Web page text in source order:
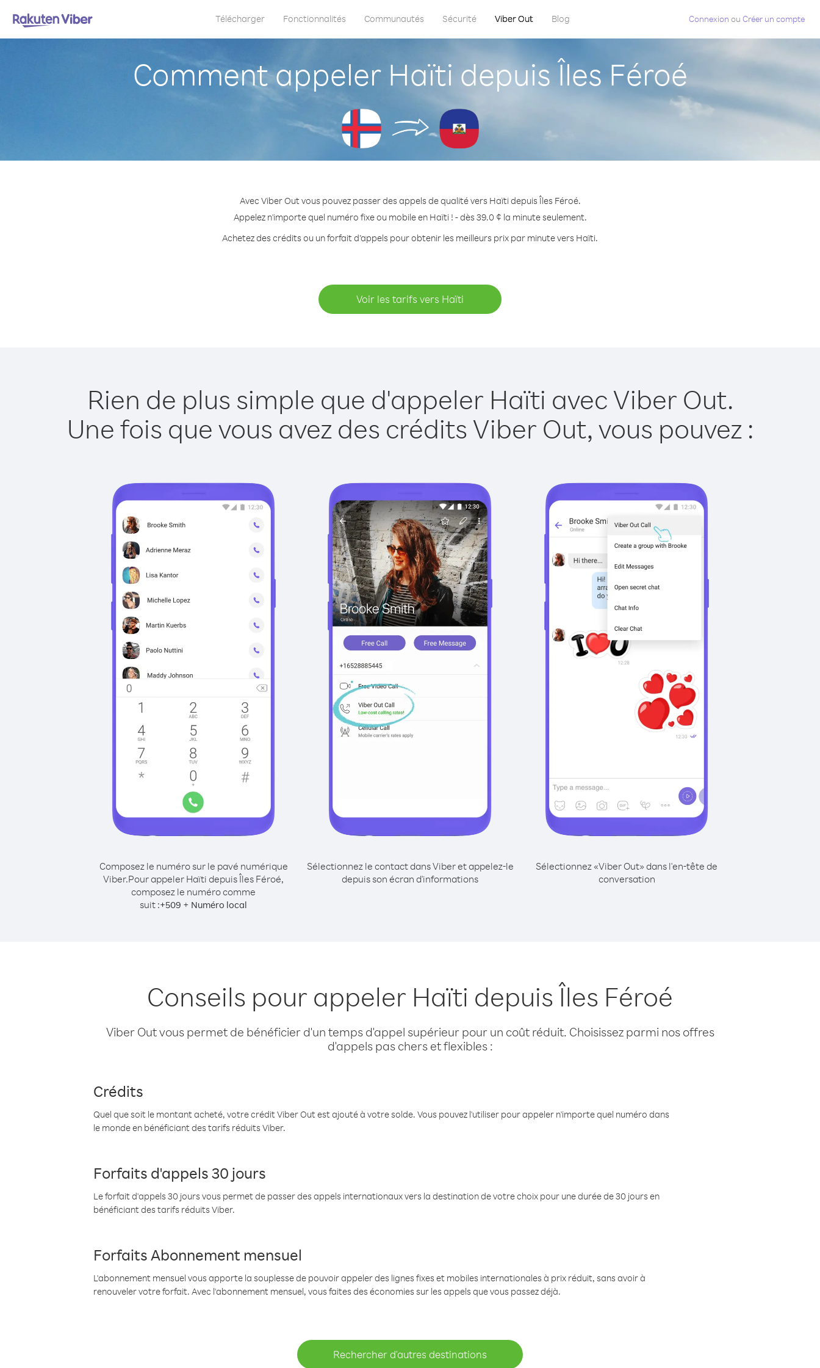
Télécharger Fonctionnalités Communautés Sécurité Viber Out Blog Connexion ou Créer un compte
Comment appeler Haïti depuis Îles Féroé
Avec Viber Out vous pouvez passer des appels de qualité vers Haïti depuis Îles Féroé.
Appelez n'importe quel numéro fixe ou mobile en Haïti ! - dès 39.0 ¢ la minute seulement.
Achetez des crédits ou un forfait d’appels pour obtenir les meilleurs prix par minute vers Haïti.
Voir les tarifs vers Haïti
Rien de plus simple que d'appeler Haïti avec Viber Out.
Une fois que vous avez des crédits Viber Out, vous pouvez :
Composez le numéro sur le pavé numérique
Viber.Pour appeler Haïti depuis Îles Féroé,
composez le numéro comme
suit :+509 + Numéro local
Sélectionnez le contact dans Viber et appelez-le
depuis son écran d'informations
Sélectionnez «Viber Out» dans l'en-tête de
conversation
Conseils pour appeler Haïti depuis Îles Féroé
Viber Out vous permet de bénéficier d'un temps d'appel supérieur pour un coût réduit. Choisissez parmi nos offres
d'appels pas chers et flexibles :
Crédits
Quel que soit le montant acheté, votre crédit Viber Out est ajouté à votre solde. Vous pouvez l'utiliser pour appeler n'importe quel numéro dans
le monde en bénéficiant des tarifs réduits Viber.
Forfaits d'appels 30 jours
Le forfait d'appels 30 jours vous permet de passer des appels internationaux vers la destination de votre choix pour une durée de 30 jours en
bénéficiant des tarifs réduits Viber.
Forfaits Abonnement mensuel
L'abonnement mensuel vous apporte la souplesse de pouvoir appeler des lignes fixes et mobiles internationales à prix réduit, sans avoir à
renouveler votre forfait. Avec l'abonnement mensuel, vous faites des économies sur les appels que vous passez déjà.
Rechercher d'autres destinations